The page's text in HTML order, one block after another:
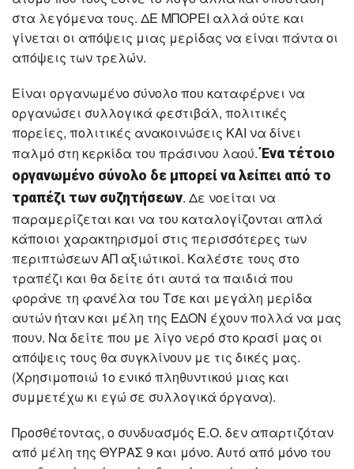
στα λεγόμενα τους. ΔΕ ΜΠΟΡΕΙ αλλά ούτε και
γίνεται οι απόψεις μιας μερίδας να είναι πάντα οι
απόψεις των τρελών.
Είναι οργανωμένο σύνολο που καταφέρνει να
οργανώσει συλλογικά φεστιβάλ, πολιτικές
πορείες, πολιτικές ανακοινώσεις ΚΑΙ να δίνει
παλμό στη κερκίδα του πράσινου λαού.Ένα τέτοιο
οργανωμένο σύνολο δε μπορεί να λείπει από το
τραπέζι των συζητήσεων. Δε νοείται να
παραμερίζεται και να του καταλογίζονται απλά
κάποιοι χαρακτηρισμοί στις περισσότερες των
περιπτώσεων ΑΠ αξιώτικοί. Καλέστε τους στο
τραπέζι και θα δείτε ότι αυτά τα παιδιά που
φοράνε τη φανέλα του Τσε και μεγάλη μερίδα
αυτών ήταν και μέλη της ΕΔΟΝ έχουν πολλά να μας
πουν. Να δείτε που με λίγο νερό στο κρασί μας οι
απόψεις τους θα συγκλίνουν με τις δικές μας.
(Χρησιμοποιώ 1ο ενικό πληθυντικού μιας και
συμμετέχω κι εγώ σε συλλογικά όργανα).
Προσθέτοντας, ο συνδυασμός Ε.Ο. δεν απαρτιζόταν
από μέλη της ΘΥΡΑΣ 9 και μόνο. Αυτό από μόνο του